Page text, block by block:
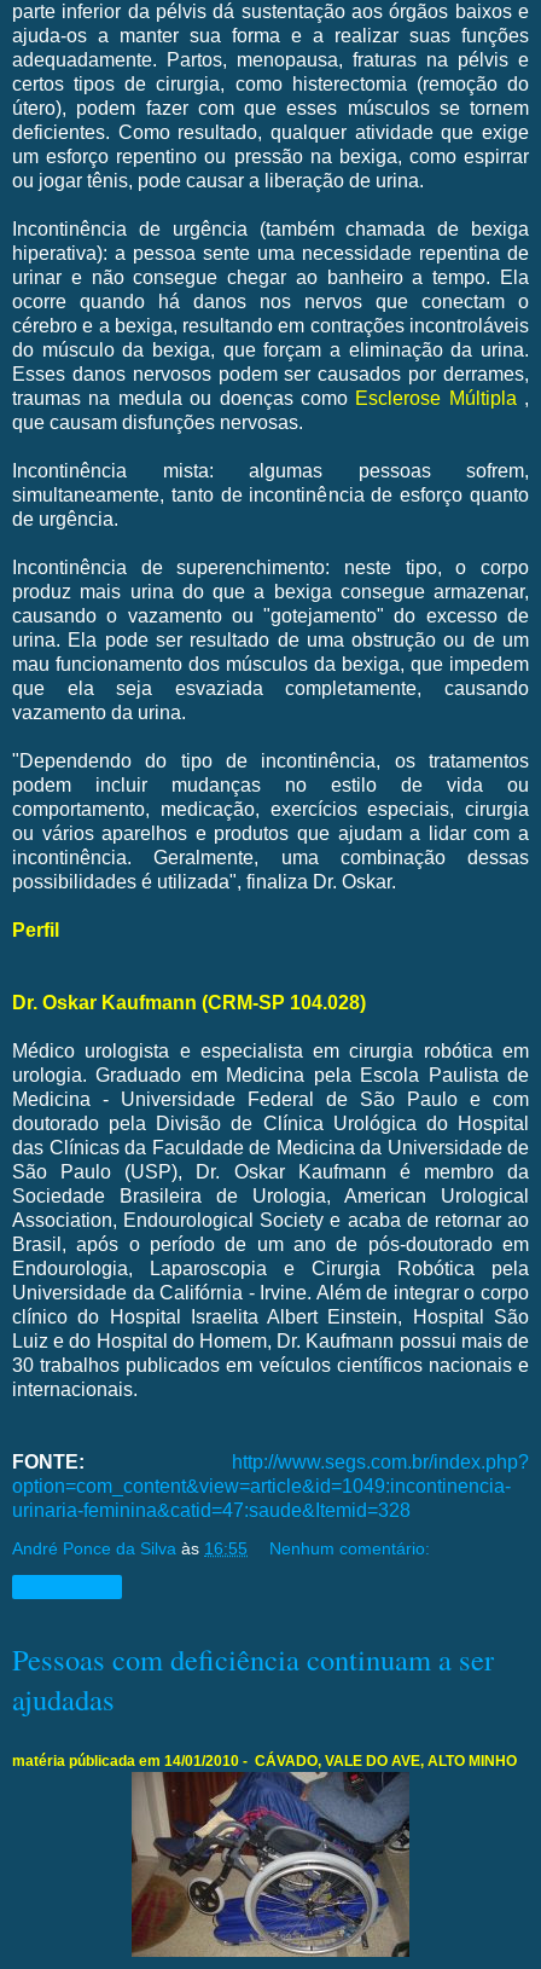
parte inferior da pélvis dá sustentação aos órgãos baixos e
ajuda-os a manter sua forma e a realizar suas funções
adequadamente. Partos, menopausa, fraturas na pélvis e
certos tipos de cirurgia, como histerectomia (remoção do
útero), podem fazer com que esses músculos se tornem
deficientes. Como resultado, qualquer atividade que exige
um esforço repentino ou pressão na bexiga, como espirrar
ou jogar tênis, pode causar a liberação de urina.
Incontinência de urgência (também chamada de bexiga
hiperativa): a pessoa sente uma necessidade repentina de
urinar e não consegue chegar ao banheiro a tempo. Ela
ocorre quando há danos nos nervos que conectam o
cérebro e a bexiga, resultando em contrações incontroláveis
do músculo da bexiga, que forçam a eliminação da urina.
Esses danos nervosos podem ser causados por derrames,
traumas na medula ou doenças como Esclerose Múltipla ,
que causam disfunções nervosas.
Incontinência mista: algumas pessoas sofrem,
simultaneamente, tanto de incontinência de esforço quanto
de urgência.
Incontinência de superenchimento: neste tipo, o corpo
produz mais urina do que a bexiga consegue armazenar,
causando o vazamento ou "gotejamento" do excesso de
urina. Ela pode ser resultado de uma obstrução ou de um
mau funcionamento dos músculos da bexiga, que impedem
que ela seja esvaziada completamente, causando
vazamento da urina.
"Dependendo do tipo de incontinência, os tratamentos
podem incluir mudanças no estilo de vida ou
comportamento, medicação, exercícios especiais, cirurgia
ou vários aparelhos e produtos que ajudam a lidar com a
incontinência. Geralmente, uma combinação dessas
possibilidades é utilizada", finaliza Dr. Oskar.
Perfil
Dr. Oskar Kaufmann (CRM-SP 104.028)
Médico urologista e especialista em cirurgia robótica em
urologia. Graduado em Medicina pela Escola Paulista de
Medicina - Universidade Federal de São Paulo e com
doutorado pela Divisão de Clínica Urológica do Hospital
das Clínicas da Faculdade de Medicina da Universidade de
São Paulo (USP), Dr. Oskar Kaufmann é membro da
Sociedade Brasileira de Urologia, American Urological
Association, Endourological Society e acaba de retornar ao
Brasil, após o período de um ano de pós-doutorado em
Endourologia, Laparoscopia e Cirurgia Robótica pela
Universidade da Califórnia - Irvine. Além de integrar o corpo
clínico do Hospital Israelita Albert Einstein, Hospital São
Luiz e do Hospital do Homem, Dr. Kaufmann possui mais de
30 trabalhos publicados em veículos científicos nacionais e
internacionais.
FONTE:
http://www.segs.com.br/index.php?
option=com_content&view=article&id=1049:incontinencia-
urinaria-feminina&catid=47:saude&Itemid=328
André Ponce da Silva às 16:55 Nenhum comentário:
Pessoas com deficiência continuam a ser
ajudadas
matéria públicada em 14/01/2010 - CÁVADO, VALE DO AVE, ALTO MINHO